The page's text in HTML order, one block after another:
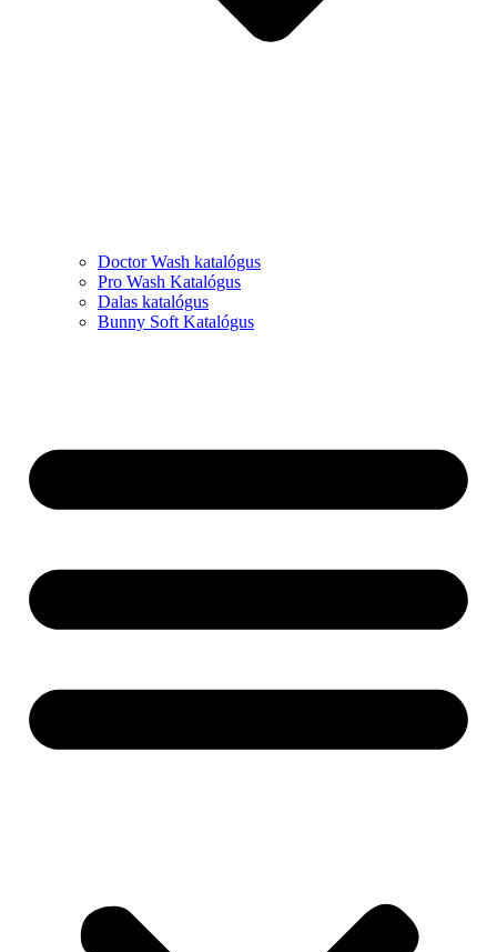
Doctor Wash katalógus
Pro Wash Katalógus
Dalas katalógus
Bunny Soft Katalógus